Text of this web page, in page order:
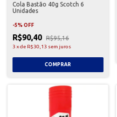
Cola Bastão 40g Scotch 6
Unidades
-5% OFF
R$90,40 R$95,16
3 xde R$30,13 sem juros